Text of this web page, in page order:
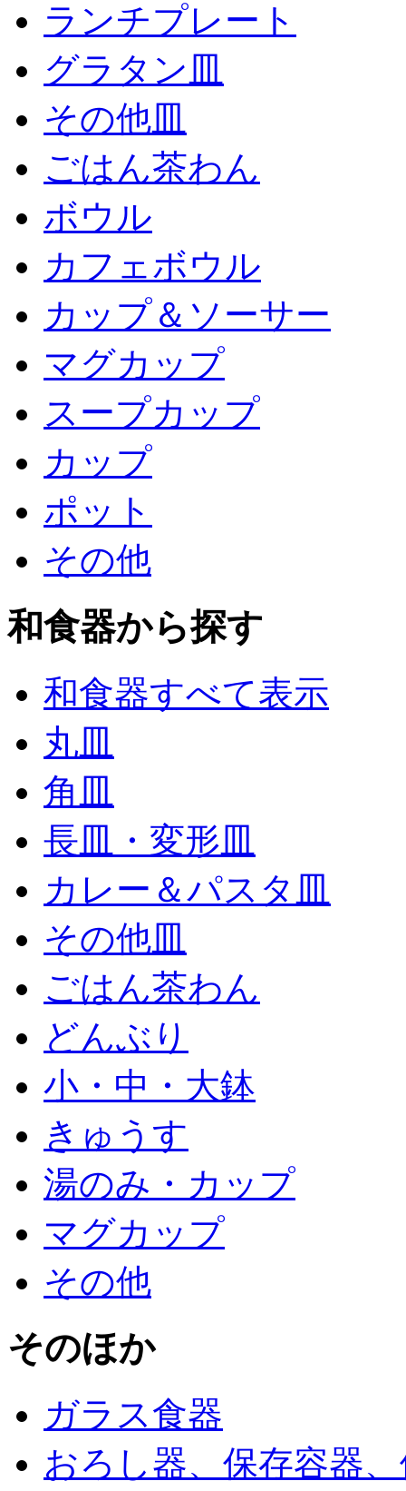
ランチプレート
グラタン皿
その他皿
ごはん茶わん
ボウル
カフェボウル
カップ＆ソーサー
マグカップ
スープカップ
カップ
ポット
その他
和食器から探す
和食器すべて表示
丸皿
角皿
長皿・変形皿
カレー＆パスタ皿
その他皿
ごはん茶わん
どんぶり
小・中・大鉢
きゅうす
湯のみ・カップ
マグカップ
その他
そのほか
ガラス食器
おろし器、保存容器